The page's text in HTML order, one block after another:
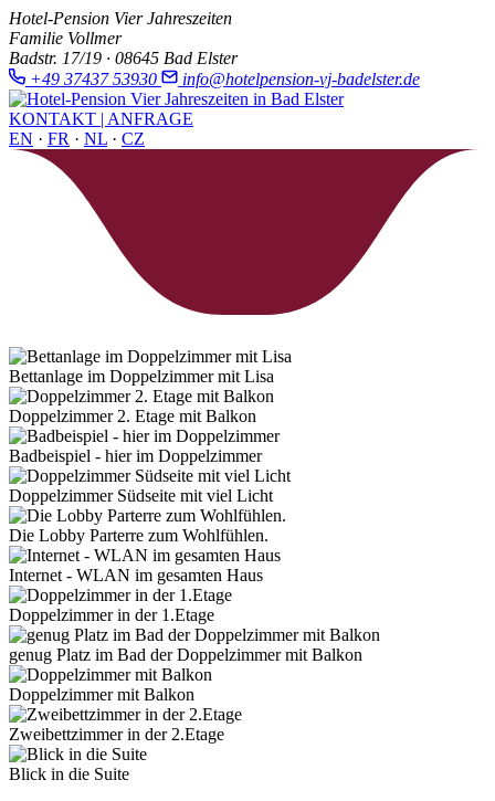
Hotel-Pension Vier Jahreszeiten
Familie Vollmer
Badstr. 17/19 · 08645 Bad Elster
+49 37437 53930
info@hotelpension-vj-badelster.de
KONTAKT | ANFRAGE
EN · FR · NL · CZ
Bettanlage im Doppelzimmer mit Lisa
Doppelzimmer 2. Etage mit Balkon
Badbeispiel - hier im Doppelzimmer
Doppelzimmer Südseite mit viel Licht
Die Lobby Parterre zum Wohlfühlen.
Internet - WLAN im gesamten Haus
Doppelzimmer in der 1.Etage
genug Platz im Bad der Doppelzimmer mit Balkon
Doppelzimmer mit Balkon
Zweibettzimmer in der 2.Etage
Blick in die Suite